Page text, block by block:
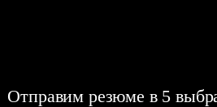
Отправим резюме в 5